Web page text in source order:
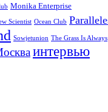
Monika Enterprise
Scientist Ocean Club
Sowjetunion The Grass Is Always
интервью